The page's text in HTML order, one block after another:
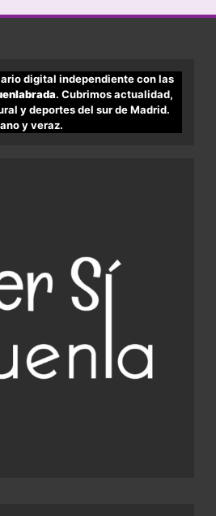
digital independiente con las
. Cubrimos actualidad,
y deportes del sur de Madrid.
y veraz.